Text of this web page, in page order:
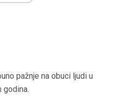
pažnje na obuci ljudi u
godina.